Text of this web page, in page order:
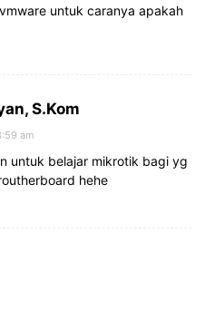
untuk caranya apakah
S.Kom
am
untuk belajar mikrotik bagi yg
hehe